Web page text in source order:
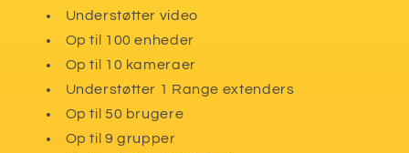
Understøtter video
Op til 100 enheder
Op til 10 kameraer
Understøtter 1 Range extenders
Op til 50 brugere
Op til 9 grupper